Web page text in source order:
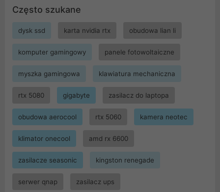
Często szukane
dysk ssd karta nvidia rtx obudowa lian li
komputer gamingowy panele fotowoltaiczne
myszka gamingowa klawiatura mechaniczna
rtx 5080 gigabyte zasilacz do laptopa
obudowa aerocool rtx 5060 kamera neotec
klimator onecool amd rx 6600
zasilacze seasonic kingston renegade
serwer qnap zasilacz ups